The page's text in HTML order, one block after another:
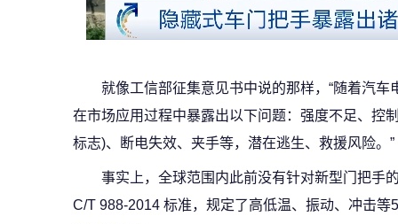
就像工信部征集意见书中说的那样，“随着汽
在市场应用过程中暴露出以下问题：强度不足、控
标志)、断电失效、夹手等，潜在逃生、救援风险。”
事实上，全球范围内此前没有针对新型门把手
C/T 988-2014 标准，规定了高低温、振动、冲击